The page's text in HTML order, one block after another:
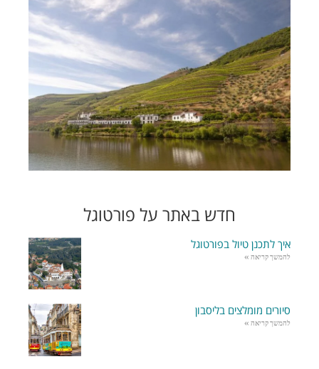
חדש באתר על פורטוגל
איך לתכנן טיול בפורטוגל
להמשך קריאה »
סיורים מומלצים בליסבון
להמשך קריאה »